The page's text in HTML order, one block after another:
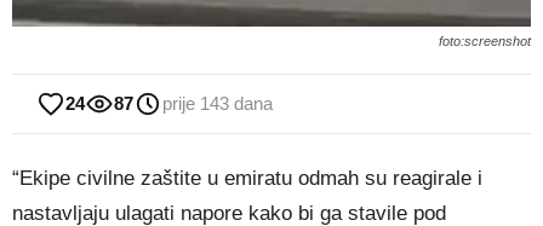
foto:screenshot
24 87 prije 143 dana
“Ekipe civilne zaštite u emiratu odmah su reagirale i
nastavljaju ulagati napore kako bi ga stavile pod